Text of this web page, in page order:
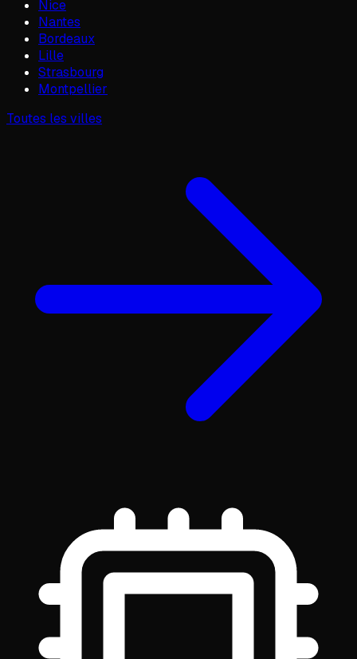
Nice
Nantes
Bordeaux
Lille
Strasbourg
Montpellier
Toutes les villes